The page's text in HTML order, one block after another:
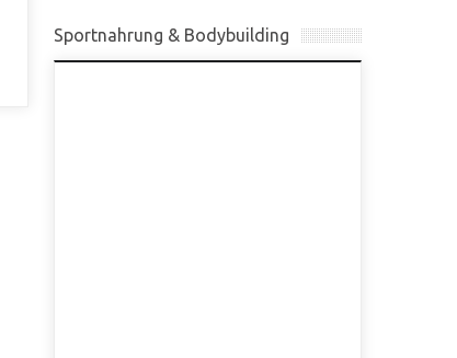
Sportnahrung & Bodybuilding